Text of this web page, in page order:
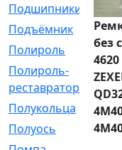
Подшипники
Подъёмник
Полироль
Полироль-
реставратор
Полукольца
Полуось
без